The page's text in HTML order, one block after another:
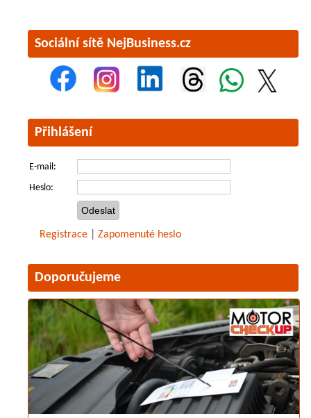
Sociální sítě NejBusiness.cz
Přihlášení
E-mail:
Heslo:
Registrace Zapomenuté heslo
Doporučujeme